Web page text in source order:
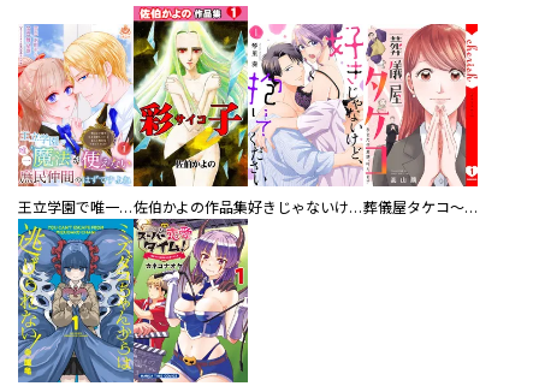
王立学園で唯一魔法が使えない庶民仲間のはずですよね～実は王子様で私を溺愛しているなんて告白はやめてください～佐伯かよの作品集 好きじゃないけど、抱いてください【電子単行本版／特典おまけ付き】 葬儀屋タケコ～あなたの最期、叶えます【電子単行本版】